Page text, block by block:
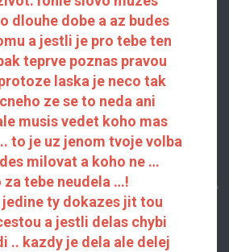
dlouhe dobe a az budes
a jestli je pro tebe ten
teprve poznas pravou
laska je neco tak
ze se to neda ani
musis vedet koho mas
to je uz jenom tvoje volba
milovat a koho ne …
tebe neudela …!
ty dokazes jit tou
a jestli delas chybi
.. kazdy je dela ale delej